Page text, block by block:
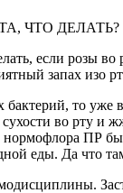
ЧТО ДЕЛАТЬ?
если розы
запах изо
бактерий, то
во рту и
ПР
еды. Да